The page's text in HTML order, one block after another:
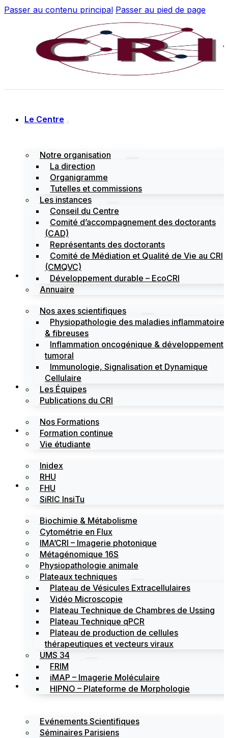
Passer au contenu principal Passer au pied de page
Le Centre
Notre organisation
La direction
Organigramme
Tutelles et commissions
Les instances
Conseil du Centre
Comité d’accompagnement des doctorants
(CAD)
Représentants des doctorants
Comité de Médiation et Qualité de Vie au CRI
(CMQVC)
Développement durable – EcoCRI
Annuaire
Recherche
Nos axes scientifiques
Physiopathologie des maladies inflammatoires
& fibreuses
Inflammation oncogénique & développement
tumoral
Immunologie, Signalisation et Dynamique
Cellulaire
Les Équipes
Publications du CRI
Formations
Nos Formations
Formation continue
Vie étudiante
Labels
Inidex
RHU
FHU
SiRIC InsiTu
Les plateformes
Biochimie & Métabolisme
Cytométrie en Flux
IMA’CRI – Imagerie photonique
Métagénomique 16S
Physiopathologie animale
Plateaux techniques
Plateau de Vésicules Extracellulaires
Vidéo Microscopie
Plateau Technique de Chambres de Ussing
Plateau Technique qPCR
Plateau de production de cellules
thérapeutiques et vecteurs viraux
UMS 34
FRIM
iMAP – Imagerie Moléculaire
HIPNO – Plateforme de Morphologie
Actualités
Évènements
Evénements Scientifiques
Séminaires Parisiens